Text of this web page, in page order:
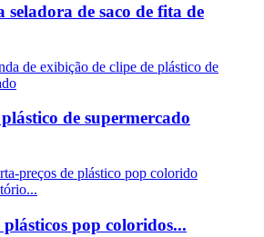
de saco de fita de
de supermercado
plásticos pop coloridos...